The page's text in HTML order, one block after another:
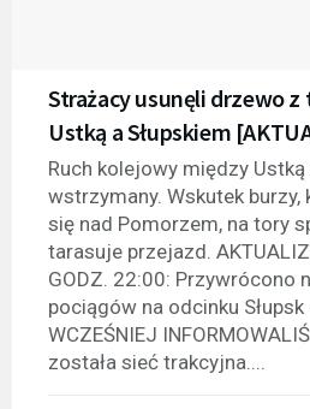
Strażacy usunęli drzewo
Ustką a Słupskiem
Ruch kolejowy między Ustką
wstrzymany. Wskutek burzy,
się nad Pomorzem, na tory
tarasuje przejazd.
GODZ. 22:00: Przywrócono
pociągów na odcinku Słupsk
WCZEŚNIEJ
została sieć trakcyjna....